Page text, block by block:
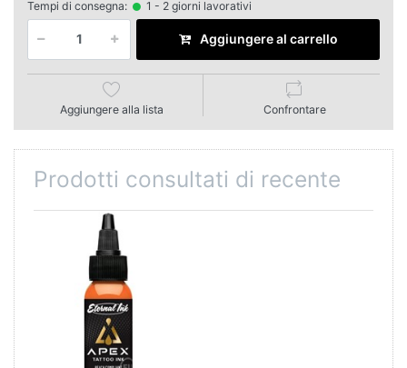
Tempi di consegna:
1 - 2 giorni lavorativi
Aggiungere al carrello
Aggiungere alla lista Confrontare
Prodotti consultati di recente